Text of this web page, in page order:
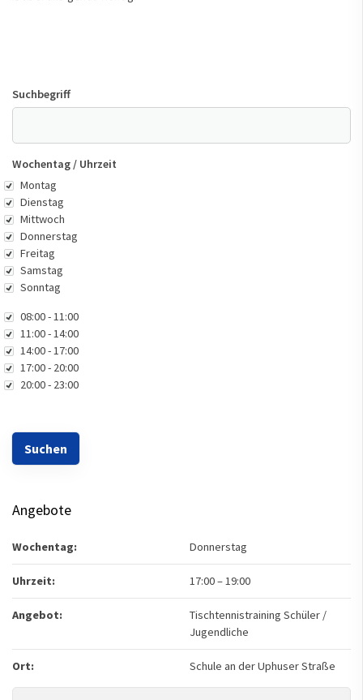
Suchbegriff
Wochentag / Uhrzeit
Wochentag
Montag
Dienstag
Mittwoch
Donnerstag
Freitag
Samstag
Sonntag
Uhrzeit08:00 - 11:00
11:00 - 14:00
14:00 - 17:00
17:00 - 20:00
20:00 - 23:00
Angebote
Wochentag: Donnerstag
Uhrzeit: 17:00–19:00
Angebot:
Tischtennistraining Schüler /
Jugendliche
Ort: Schule an der Uphuser Straße